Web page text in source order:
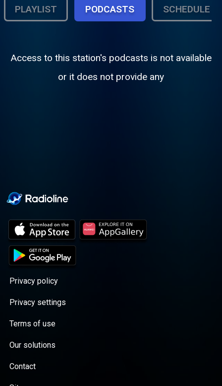
PLAYLIST PODCASTS SCHEDULE
Access to this station's podcasts is not available
or it does not provide any
Privacy policy
Privacy settings
Terms of use
Our solutions
Contact